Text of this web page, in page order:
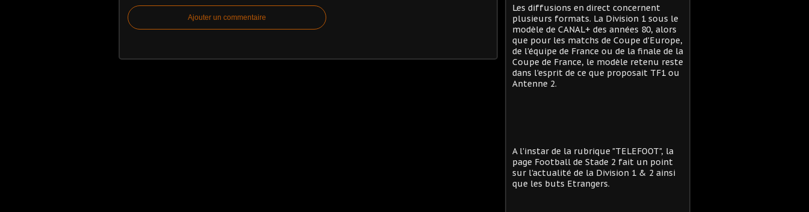
Ajouter un commentaire
Les diffusions en direct concernent
plusieurs formats. La Division 1 sous le
modèle de CANAL+ des années 80, alors
que pour les matchs de Coupe d'Europe,
de l'équipe de France ou de la finale de la
Coupe de France, le modèle retenu reste
dans l'esprit de ce que proposait TF1 ou
Antenne 2.
A l'instar de la rubrique "TELEFOOT", la
page Football de Stade 2 fait un point
sur l'actualité de la Division 1 & 2 ainsi
que les buts Etrangers.